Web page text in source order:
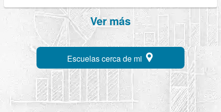
Ver más
Escuelas cerca de mi